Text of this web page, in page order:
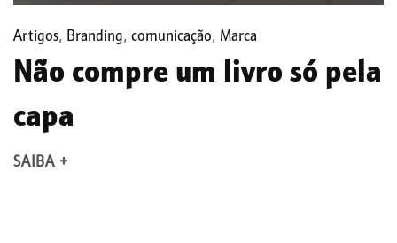
Artigos, Branding, comunicação, Marca
Não compre um livro só pela
capa
SAIBA +